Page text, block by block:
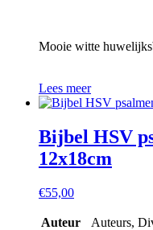
Mooie witte
Lees meer
Bijbel HSV
12x18cm
€55,00
Auteur Auteurs,